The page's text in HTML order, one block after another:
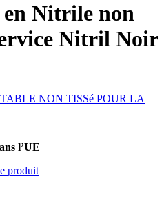
en Nitrile non
Nitril Noir
NON TISSé POUR LA
l’UE
produit